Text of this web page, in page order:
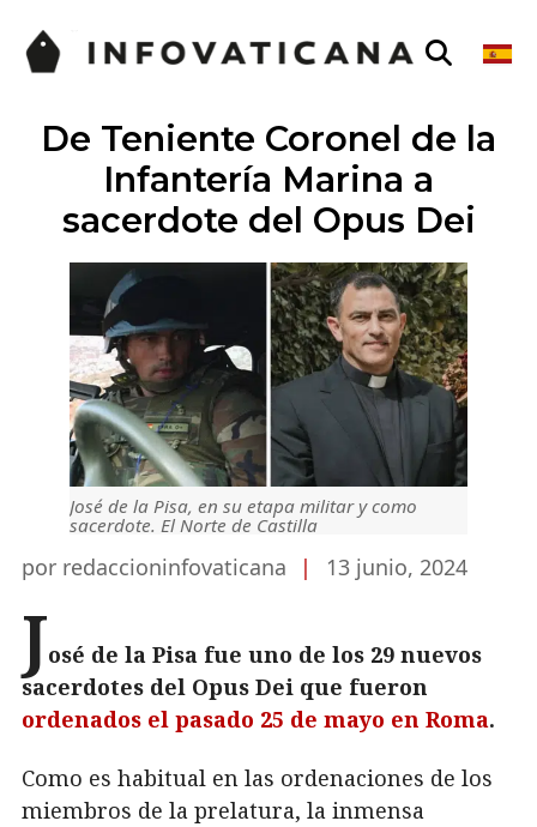
De Teniente Coronel de la
Infantería Marina a
sacerdote del Opus Dei
José de la Pisa, en su etapa militar y como
sacerdote. El Norte de Castilla
por redaccioninfovaticana | 13 junio, 2024
José de la Pisa fue uno de los 29 nuevos
sacerdotes del Opus Dei que fueron
ordenados el pasado 25 de mayo en Roma.
Como es habitual en las ordenaciones de los
miembros de la prelatura, la inmensa